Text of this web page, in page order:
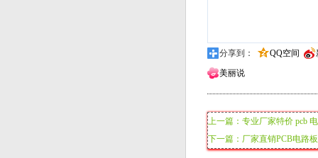
分享到： QQ空间
美丽说
上一篇：专业厂家特价 pcb
下一篇：厂家直销PCB电路